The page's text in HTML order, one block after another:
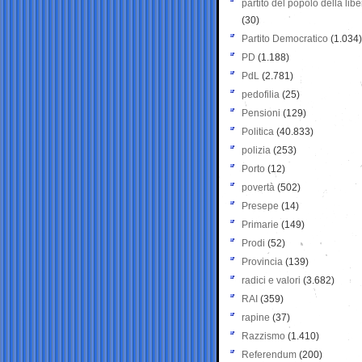
partito del popolo della
(30)
Partito Democratico (1.034)
PD (1.188)
PdL (2.781)
pedofilia (25)
Pensioni (129)
Politica (40.833)
polizia (253)
Porto (12)
povertà (502)
Presepe (14)
Primarie (149)
Prodi (52)
Provincia (139)
radici e valori (3.682)
RAI (359)
rapine (37)
Razzismo (1.410)
Referendum (200)